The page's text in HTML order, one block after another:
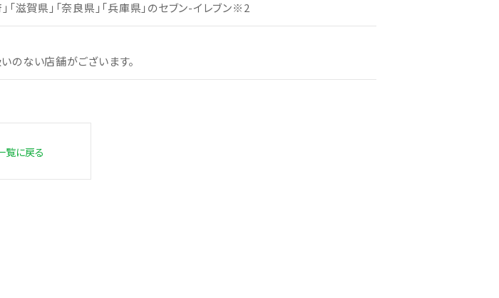
「滋賀県」「奈良県」「兵庫県」のセブン-イレブン※2
のない店舗がございます。
覧に戻る